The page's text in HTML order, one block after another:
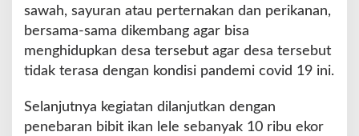
sawah, sayuran atau perternakan dan perikanan,
bersama-sama dikembang agar bisa
menghidupkan desa tersebut agar desa tersebut
tidak terasa dengan kondisi pandemi covid 19 ini.
Selanjutnya kegiatan dilanjutkan dengan
penebaran bibit ikan lele sebanyak 10 ribu ekor